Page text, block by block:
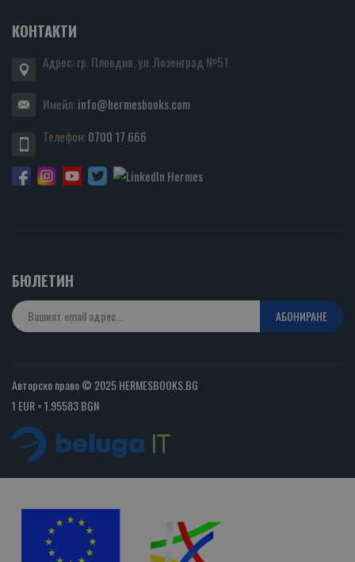
КОНТАКТИ
Адрес: гр. Пловдив, ул. Лозенград №51
Имейл:info@hermesbooks.com
Телефон:0700 17 666
БЮЛЕТИН
АБОНИРАНЕ
Авторско право © 2025 HERMESBOOKS.BG
1 EUR = 1.95583 BGN